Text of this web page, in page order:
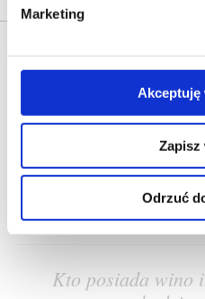
Marketing
Akceptuję
Zapisz
Odrzuć
OFERTA ONLINE
Kto posiada wino